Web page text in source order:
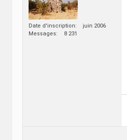
Date d'inscription
juin 2006
Messages
8 231